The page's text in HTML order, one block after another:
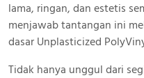
lama, ringan, dan estetis
menjawab tantangan ini
dasar Unplasticized
Tidak hanya unggul dari